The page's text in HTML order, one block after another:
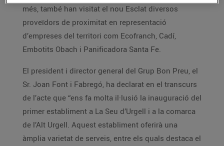
més, també han visitat el nou Esclat diversos
proveïdors de proximitat en representació
d’empreses del territori com Ecofranch, Cadí,
Embotits Obach i Panificadora Santa Fe.
El president i director general del Grup Bon Preu, el
Sr. Joan Font i Fabregó, ha declarat en el transcurs
de l’acte que “ens fa molta il·lusió la inauguració del
primer establiment a La Seu d’Urgell i a la comarca
de l’Alt Urgell. Aquest establiment oferirà una
àmplia varietat de serveis, entre els quals destaca el